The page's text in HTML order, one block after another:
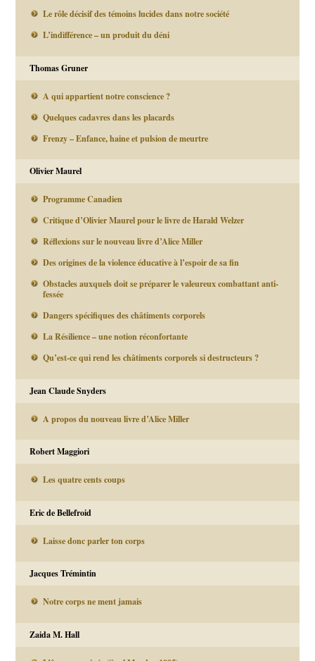
Le rôle décisif des témoins lucides dans notre société
L’indifférence – un produit du déni
Thomas Gruner
A qui appartient notre conscience ?
Quelques cadavres dans les placards
Frenzy – Enfance, haine et pulsion de meurtre
Olivier Maurel
Programme Canadien
Critique d’Olivier Maurel pour le livre de Harald Welzer
Réflexions sur le nouveau livre d’Alice Miller
Des origines de la violence éducative à l’espoir de sa fin
Obstacles auxquels doit se préparer le valeureux combattant anti-
fessée
Dangers spécifiques des châtiments corporels
La Résilience – une notion réconfortante
Qu’est-ce qui rend les châtiments corporels si destructeurs ?
Jean Claude Snyders
A propos du nouveau livre d’Alice Miller
Robert Maggiori
Les quatre cents coups
Eric de Bellefroid
Laisse donc parler ton corps
Jacques Trémintin
Notre corps ne ment jamais
Zaida M. Hall